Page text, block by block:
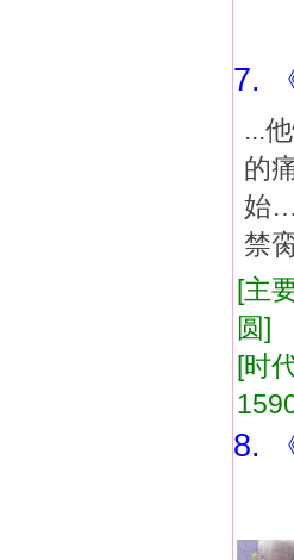
7.
...
的
始
禁
[主
圆]
[时
8.